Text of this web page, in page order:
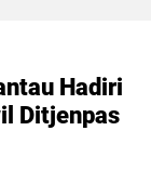
Hadiri
Ditjenpas